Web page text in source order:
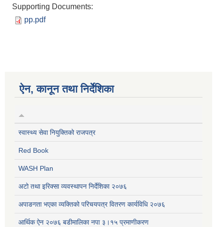
Supporting Documents:
pp.pdf
ऐन, कानून तथा निर्देशिका
स्वास्थ्य सेवा नियुक्तिको राजपत्र
Red Book
WASH Plan
अटो तथा इरिक्सा व्यवस्थापन निर्देशिका २०७६
अपाङगता भएका व्यक्तिको परिचयपत्र वितरण कार्यविधि २०७६
आर्थिक ऐन २०७६ बडीमालिका नपा ३।१५ प्रमाणीकरण